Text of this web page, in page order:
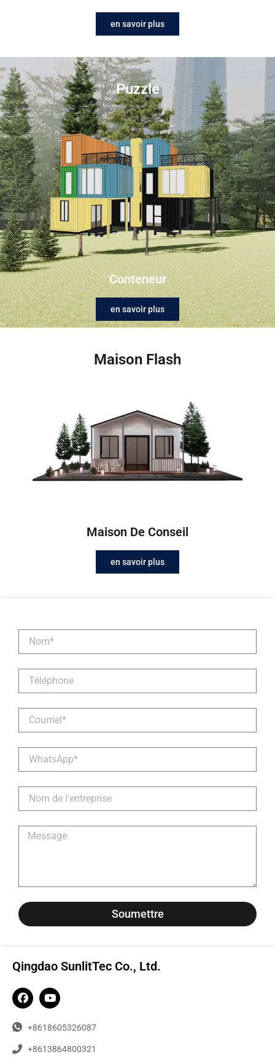
en savoir plus
Cliquez pour voir plus de styles
de cabine Apple
Puzzle
Conteneur
en savoir plus
Maison Flash
Maison De Conseil
en savoir plus
Qingdao SunlitTec Co., Ltd.
+8618605326087
+8613864800321
Soumettre